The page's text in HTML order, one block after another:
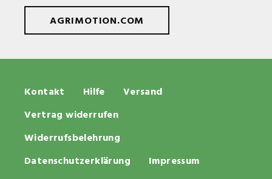
AGRIMOTION.COM
Kontakt Hilfe
Versand
Vertrag widerrufen
Widerrufsbelehrung
Datenschutzerklärung
Impressum